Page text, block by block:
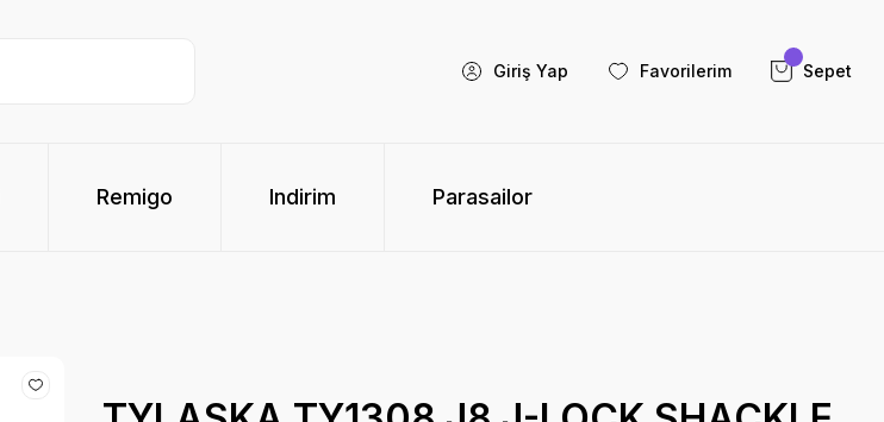
Giriş Yap Favorilerim Sepet
Remigo Indirim Parasailor